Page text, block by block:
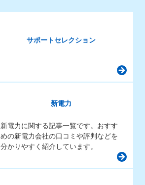
サポートセレクション
新電力
新電力に関する記事一覧です。おすす
めの新電力会社の口コミや評判などを
分かりやすく紹介しています。